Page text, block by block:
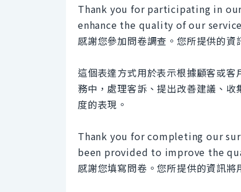
Thank you for participating in
enhance the quality of our
感謝您參加問卷調查。您所提供的資
這個表達方式用於表示根據顧客或
務中，處理客訴、提出改善建議、
度的表現。
Thank you for completing our
been provided to improve the
感謝您填寫問卷。您所提供的資訊將